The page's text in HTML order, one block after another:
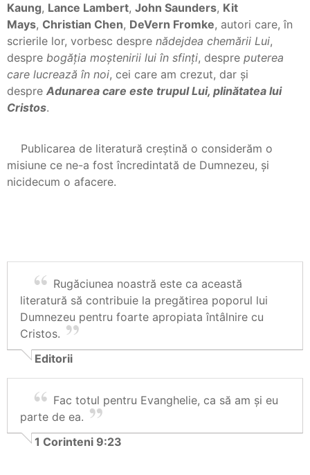
Kaung, Lance Lambert, John Saunders, Kit
Mays, Christian Chen, DeVern Fromke, autori care, în
scrierile lor, vorbesc despre nădejdea chemării Lui,
despre bogăția moștenirii lui în sfinți, despre puterea
care lucrează în noi, cei care am crezut, dar și
despre Adunarea care este trupul Lui, plinătatea lui
Cristos.
Publicarea de literatură creștină o considerăm o
misiune ce ne-a fost încredintată de Dumnezeu, și
nicidecum o afacere.
Rugăciunea noastră este ca această
literatură să contribuie la pregătirea poporul lui
Dumnezeu pentru foarte apropiata întâlnire cu
Cristos.
Editorii
Fac totul pentru Evanghelie, ca să am şi eu
parte de ea.
1 Corinteni 9:23